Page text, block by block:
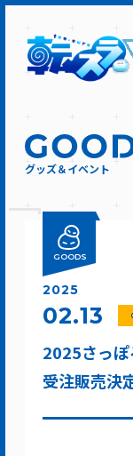
グッズ＆イベント
GOODS
2025さっ
受注販売決
2025
02.13